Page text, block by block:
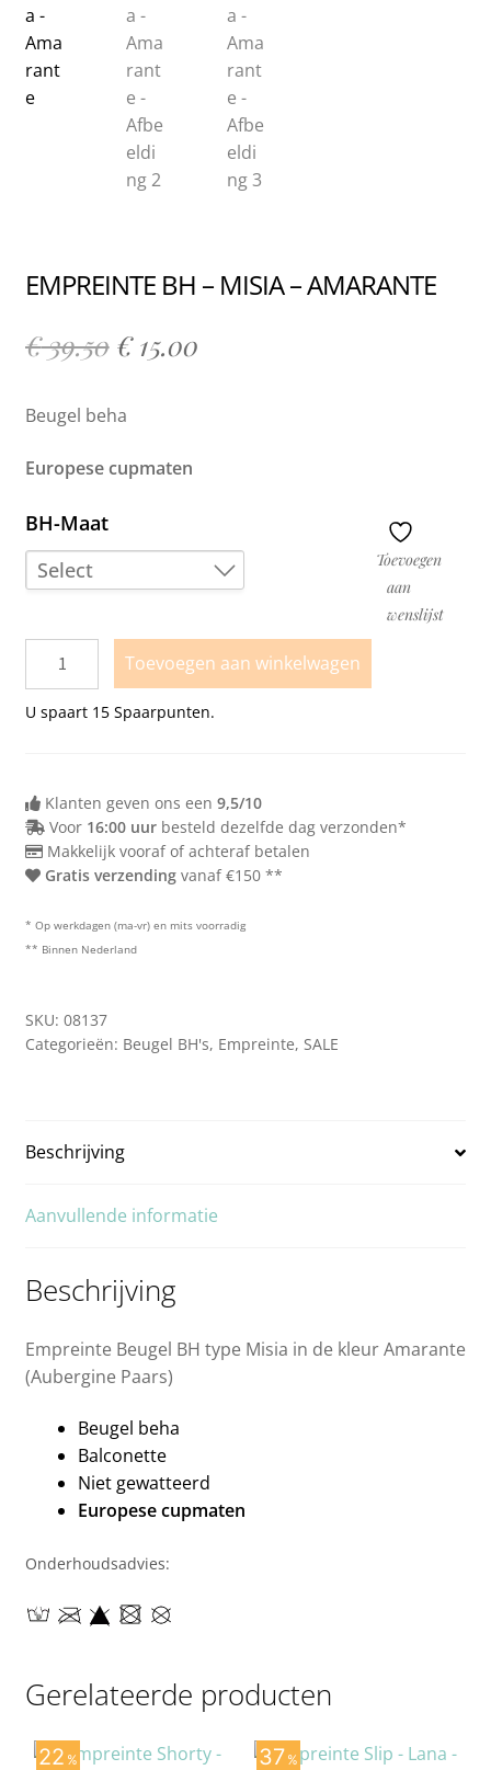
EMPREINTE BH – MISIA – AMARANTE
€39.50 €15.00
Beugel beha
Europese cupmaten
BH-Maat
Select
Toevoegen aan winkelwagen
U spaart 15Spaarpunten.
Toevoegen
aan
wenslijst
Klanten geven ons een 9,5/10
Voor 16:00 uurbesteld dezelfde dag verzonden*
Makkelijk vooraf of achteraf betalen
Gratis verzendingvanaf €150 **
* Op werkdagen (ma-vr) en mits voorradig
** Binnen Nederland
SKU: 08137
Categorieën: Beugel BH's, Empreinte, SALE
Beschrijving
Aanvullende informatie
Beschrijving
Empreinte Beugel BH type Misia in de kleur Amarante
(Aubergine Paars)
Beugel beha
Balconette
Niet gewatteerd
Europese cupmaten
Onderhoudsadvies:
Gerelateerde producten
22% 37%